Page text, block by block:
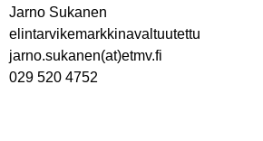
Jarno Sukanen
elintarvikemarkkinavaltuutettu
jarno.sukanen(at)etmv.fi
029 520 4752